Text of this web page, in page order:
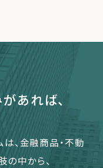
あれば、
は、金融商品・不動
の中から、